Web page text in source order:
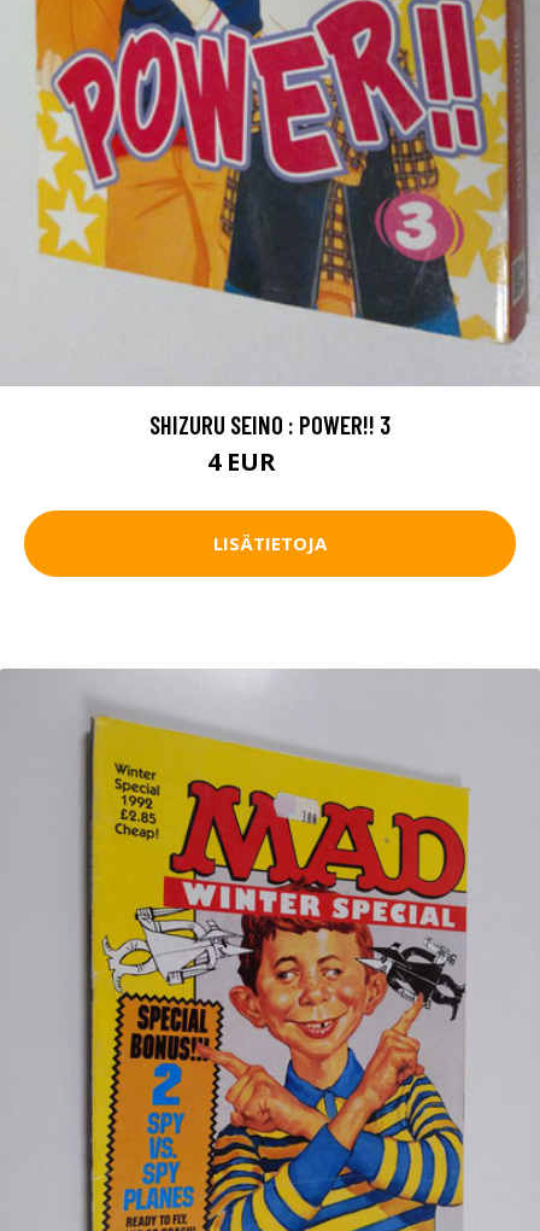
SHIZURU SEINO : POWER!! 3
4 EUR
LISÄTIETOJA